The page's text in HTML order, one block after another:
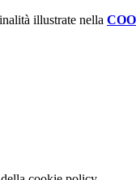
illustrate nella